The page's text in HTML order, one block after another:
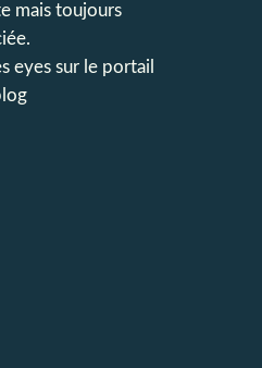
mais toujours
eyes sur le portail